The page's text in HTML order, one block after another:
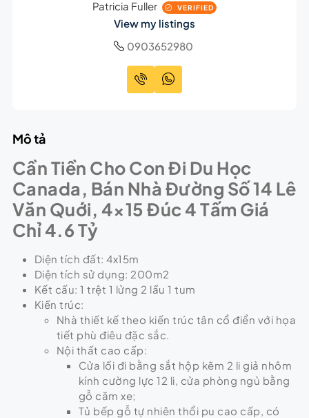
Patricia Fuller VERIFIED
View my listings
0903652980
Mô tả
Cần Tiền Cho Con Đi Du Học
Canada, Bán Nhà Đường Số 14 Lê
Văn Quới, 4×15 Đúc 4 Tấm Giá
Chỉ 4.6 Tỷ
Diện tích đất: 4x15m
Diện tích sử dụng: 200m2
Kết cấu: 1 trệt 1 lửng 2 lầu 1 tum
Kiến trúc:
Nhà thiết kế theo kiến trúc tân cổ điển với họa
tiết phù điêu đặc sắc.
Nội thất cao cấp:
Cửa lối đi bằng sắt hộp kẽm 2 li giả nhôm
kính cường lực 12 li, cửa phòng ngủ bằng
gỗ căm xe;
Tủ bếp gỗ tự nhiên thổi pu cao cấp, có